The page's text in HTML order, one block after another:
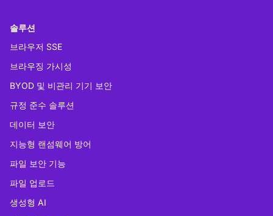
솔루션
브라우저 SSE
브라우징 가시성
BYOD 및 비관리 기기 보안
규정 준수 솔루션
데이터 보안
지능형 랜섬웨어 방어
파일 보안 기능
파일 업로드
생성형 AI